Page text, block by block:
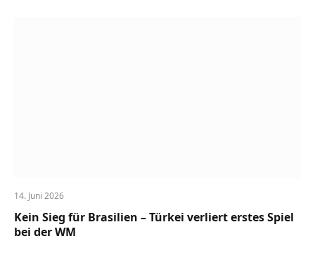
14. Juni 2026
Kein Sieg für Brasilien – Türkei verliert erstes Spiel
bei der WM